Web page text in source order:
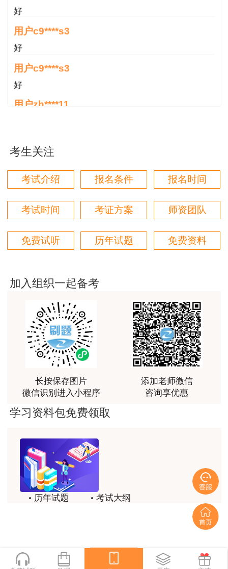
1.具有安全工程及相关专业大学专科学历，从事安全生产业务满5年；或具
2.具有安全工程及相关专业大学本科学历，从事安全生产业务满3年；或具
有其他专业大学本科学历，从事安全生产业务满4年。
3.具有安全工程及相关专业第二学士学位，从事安全生产业务满2年；或具
有其他专业第二学士学位，从事安全生产业务满3年。
6.取得初级注册安全工程师职业资格后，从事安全生产业务满3年。
各地按照上述内容做好政策宣传和报考条件核查，确保政策落地落实。
报名条件中“安全工程及相关专业”，按照《应急管理部办公厅 关于印发〈注
下要求进行：按原制度文件报考条件报考2018年度注册安全工程师执业资格考
试全部四个科目（考全科）且取得部分考试科目合格成绩的人员（含中专学历
人员），继续报考中级注册安全工程师职业资格考试全部四个科目（考全科）
时，其2018年度及之后年度取得的各科目合格成绩有效期均按新制度规定的4年
根据所在单位行业类别，参考《注册安全工程师职业资格制度规定》中“各专业
工程师执业资格证书或中级注册安全工程师职业资格证书的人员（含中专学历
为做好考试报名相关工作，行业主管部门出具了《关于经全国工程教育专
业认证的安全工程专业查验方法的有关说明》（附件4），请各地依照执行。
三、报名办法
报考分网上注册登记及告知承诺、网上在线核查或现场人工核查、网上缴
（一）网上注册登记及告知承诺
好
用户c9****s3
好
用户c9****s3
好
用户zh****11
用户zh****87
贾老师讲的太好了，题库、资料还多
用户zh****94
老师们讲的很好，通俗易懂，对小白很友好
建筑专业跟网校过了，今年考其他安全，还是选择网
用户m6****57
用户da****ng
生产技术今年的教学比起去年，在实例的列举上更丰
富生动。
用户m3****68
课程清晰易懂，便于记忆，老师重难点讲解也很清晰
用户we****66
跟着老师学习理解的特别快，比自己学习容易多了
用户m0****66
贾老师讲的很有水平，这次考过全靠他了
用户m0****68
贾老师一如既往的稳
回顾整个学习过程，我收获的不仅是证书和技能，更
网课像一位循循善诱的引路人，让我相信只要选对方
法、坚持行动，每个人都能突破自己的天花板，真心
考生关注
考试介绍 报名条件 报名时间
考试时间 考证方案 师资团队
免费试听 历年试题 免费资料
加入组织一起备考
长按保存图片
微信识别进入小程序
添加老师微信
咨询享优惠
学习资料包免费领取
历年试题
考试大纲